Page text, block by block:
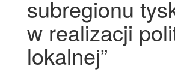
subregionu
w realizacji
lokalnej”